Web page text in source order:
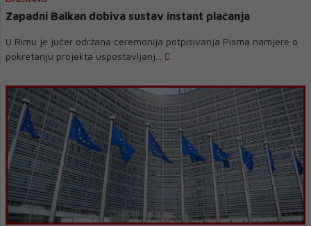
Zapadni Balkan dobiva sustav instant plaćanja
U Rimu je jučer održana ceremonija potpisivanja Pisma namjere o
pokretanju projekta uspostavljanj...